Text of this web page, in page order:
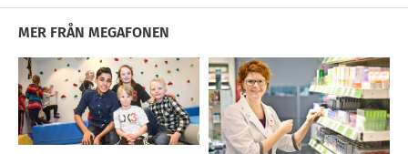
MER FRÅN MEGAFONEN